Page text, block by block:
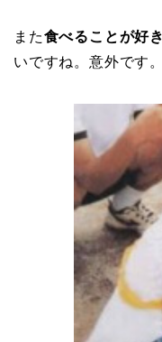
また食べることが好き
いですね。意外です。